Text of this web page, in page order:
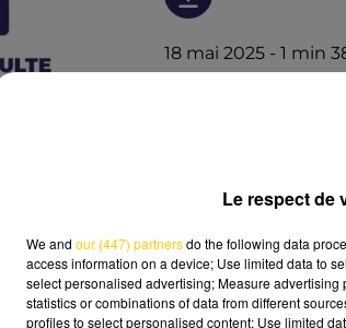
18 mai 2025 - 1 min
Retour chaque
devenu culte pour
Le respect de
We and our (447) partnersdo the following data
access information on a device; Use limited data to
select personalised advertising; Measure
statistics or combinations of data from different
profiles to select personalised content; Use limited